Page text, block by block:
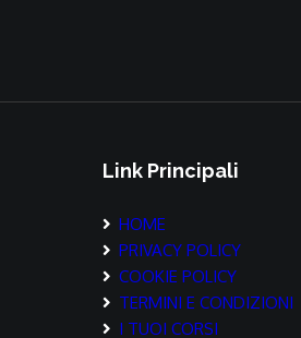
Link Principali
HOME
PRIVACY POLICY
COOKIE POLICY
TERMINI E CONDIZIONI
I TUOI CORSI